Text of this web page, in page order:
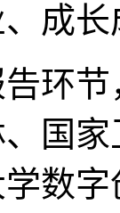
成
节
国
数